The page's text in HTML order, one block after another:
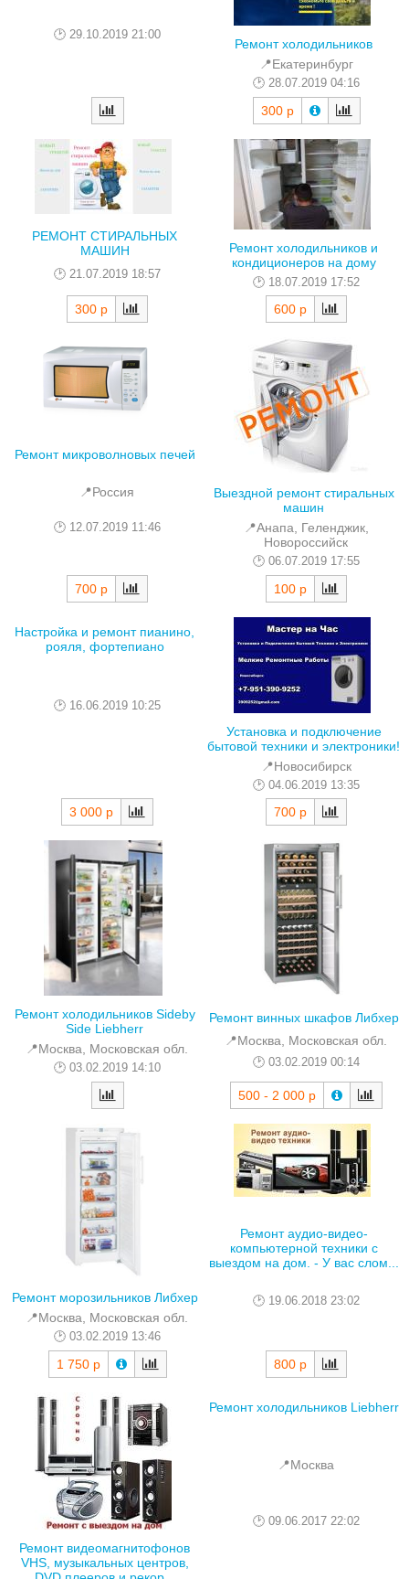
29.10.2019 21:00
Ремонт холодильников
📍Екатеринбург
28.07.2019 04:16
300 р
РЕМОНТ СТИРАЛЬНЫХ
МАШИН
21.07.2019 18:57
300 р
Ремонт холодильников и
кондиционеров на дому
18.07.2019 17:52
600 р
Ремонт микроволновых печей
📍Россия
12.07.2019 11:46
700 р
Выездной ремонт стиральных
машин
📍Анапа, Геленджик,
Новороссийск
06.07.2019 17:55
100 р
Настройка и ремонт пианино,
рояля, фортепиано
16.06.2019 10:25
3 000 р
Установка и подключение
бытовой техники и электроники!
📍Новосибирск
04.06.2019 13:35
700 р
Ремонт холодильников Sideby
Side Liebherr
📍Москва, Московская обл.
03.02.2019 14:10
Ремонт винных шкафов Либхер
📍Москва, Московская обл.
03.02.2019 00:14
500 - 2 000 р
Ремонт морозильников Либхер
📍Москва, Московская обл.
03.02.2019 13:46
1 750 р
Ремонт аудио-видео-
компьютерной техники с
выездом на дом. - У вас слом...
19.06.2018 23:02
800 р
Ремонт видеомагнитофонов
VHS, музыкальных центров,
Ремонт холодильников Liebherr
📍Москва
09.06.2017 22:02